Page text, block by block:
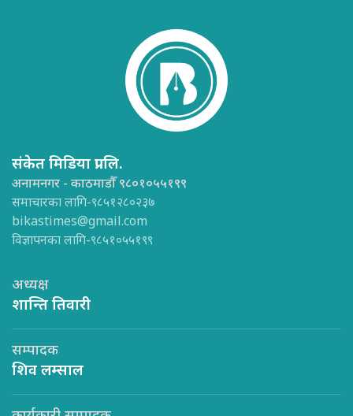
संकेत मिडिया प्रा.लि.
अनामनगर - काठमाडौँ ९८०१०५५१९९
समाचारका लागि-९८५१२८०२३७
bikastimes@gmail.com
विज्ञापनका लागि-९८५१०५५१९९
अध्यक्ष
शान्ति तिवारी
सम्पादक
शिव लम्साल